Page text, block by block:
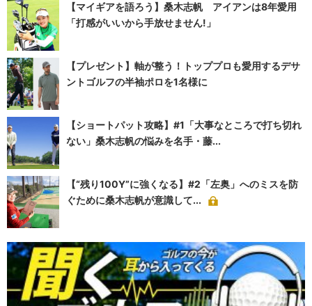
【マイギアを語ろう】桑木志帆 アイアンは8年愛用
「打感がいいから手放せません!」
【プレゼント】軸が整う！トッププロも愛用するデサ
ントゴルフの半袖ポロを1名様に
【ショートパット攻略】#1「大事なところで打ち切れ
ない」桑木志帆の悩みを名手・藤...
【“残り100Y”に強くなる】#2「左奥」へのミスを防
ぐために桑木志帆が意識して...